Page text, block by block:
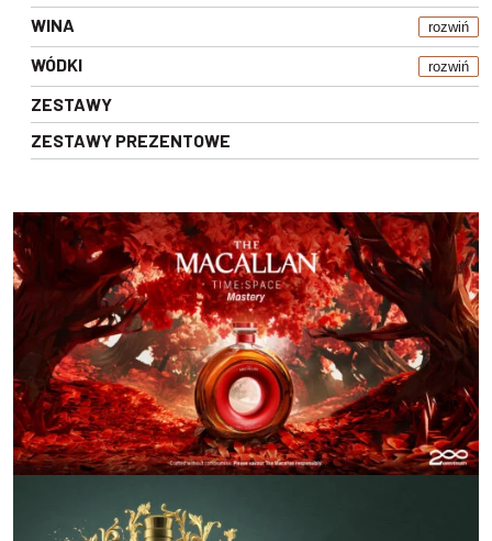
WINA rozwiń
WÓDKI rozwiń
ZESTAWY
ZESTAWY PREZENTOWE